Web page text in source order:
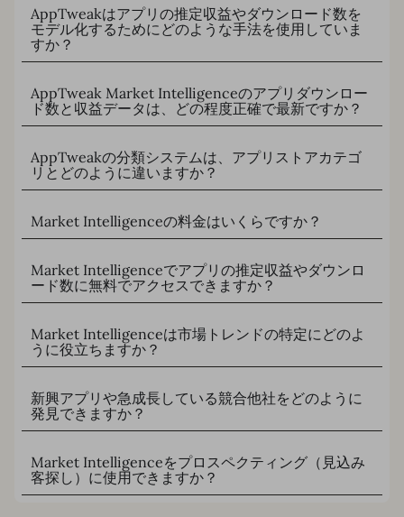
AppTweakはアプリの推定収益やダウンロード数を
モデル化するためにどのような手法を使用していま
すか？
AppTweak Market Intelligenceのアプリダウンロー
ド数と収益データは、どの程度正確で最新ですか？
AppTweakの分類システムは、アプリストアカテゴ
リとどのように違いますか？
Market Intelligenceの料金はいくらですか？
Market Intelligenceでアプリの推定収益やダウンロ
ード数に無料でアクセスできますか？
Market Intelligenceは市場トレンドの特定にどのよ
うに役立ちますか？
新興アプリや急成長している競合他社をどのように
発見できますか？
Market Intelligenceをプロスペクティング（見込み
客探し）に使用できますか？